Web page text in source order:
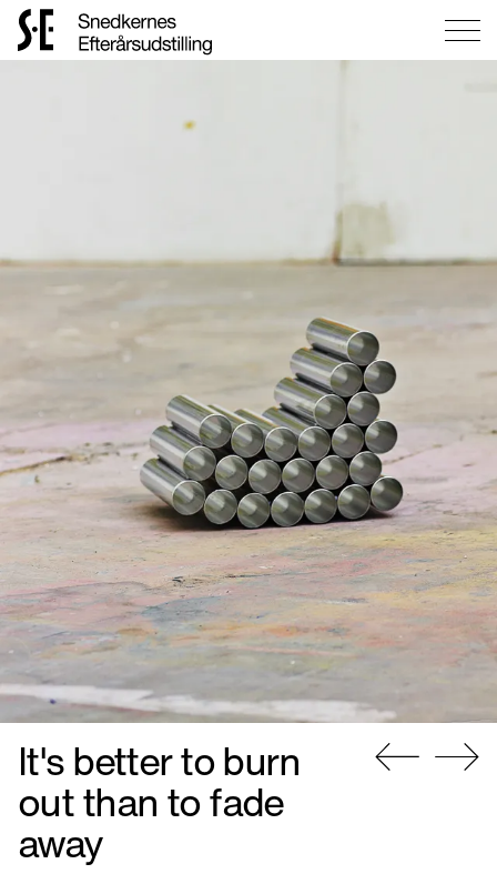
Gå
It's better to burn
out than to fade
away